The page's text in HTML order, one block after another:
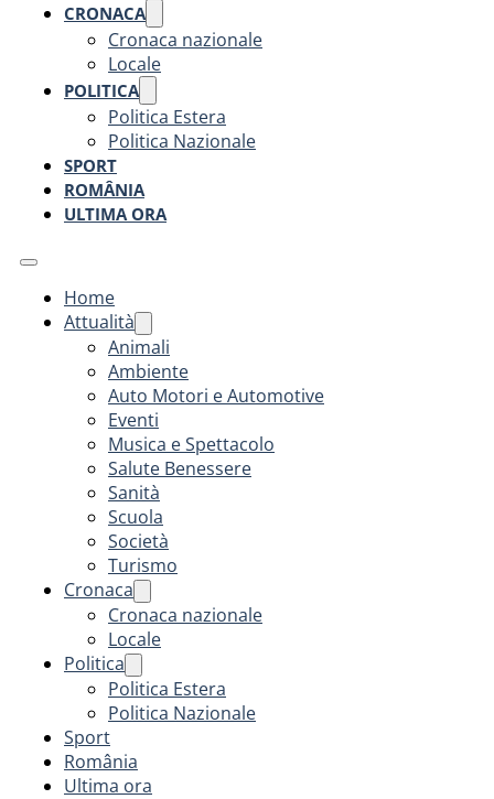
CRONACA
Cronaca nazionale
Locale
POLITICA
Politica Estera
Politica Nazionale
SPORT
ROMÂNIA
ULTIMA ORA
Home
Attualità
Animali
Ambiente
Auto Motori e Automotive
Eventi
Musica e Spettacolo
Salute Benessere
Sanità
Scuola
Società
Turismo
Cronaca
Cronaca nazionale
Locale
Politica
Politica Estera
Politica Nazionale
Sport
România
Ultima ora